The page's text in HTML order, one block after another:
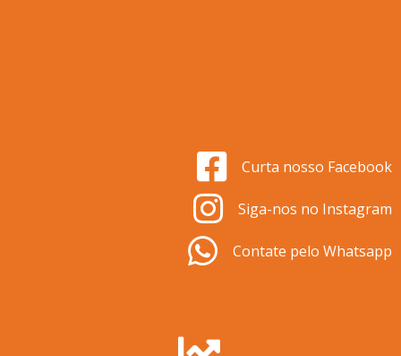
Curta nosso Facebook
Siga-nos no Instagram
Contate pelo Whatsapp